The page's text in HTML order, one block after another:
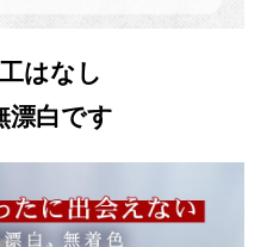
はなし
漂白です